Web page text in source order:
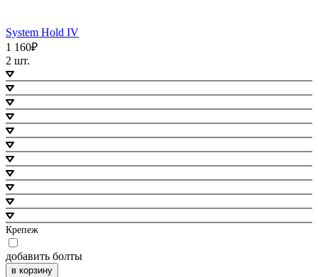
System Hold IV
1 160₽
2 шт.
Крепеж
добавить болты
в корзину